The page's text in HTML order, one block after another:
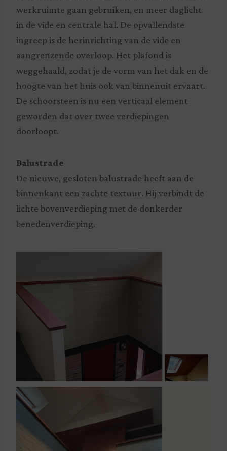
werkruimte gaan gebruiken, en meer daglicht
in de vide en centrale hal. De opvallendste
ingreep is de herinrichting van de vide en
aangrenzende overloop. Het plafond is
weggehaald, zodat je de vorm van het dak en de
hoogte van het huis ook van binnenuit ervaart.
De schoorsteen is nu een verticaal element
geworden dat over twee verdiepingen
doorloopt.
Balustrade
De nieuwe, gesloten balustrade heeft aan de
binnenkant een zachte textuur. Hij verbindt de
lichte bovenverdieping met de donkerder
benedenverdieping.